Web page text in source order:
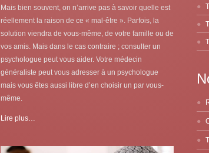
Mais bien souvent, on n’arrive pas à savoir quelle est
réellement la raison de ce « mal-être ». Parfois, la
solution viendra de vous-même, de votre famille ou de
vos amis. Mais dans le cas contraire ; consulter un
psychologue peut vous aider. Votre médecin
généraliste peut vous adresser à un psychologue
mais vous êtes aussi libre d’en choisir un par vous-
même.
Lire plus…